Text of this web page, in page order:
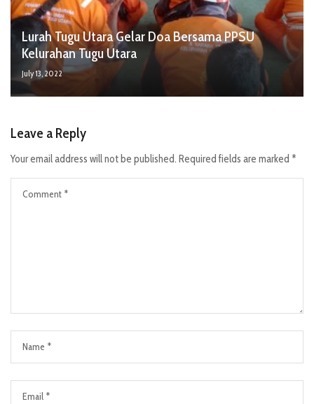
Lurah Tugu Utara Gelar Doa Bersama PPSU
Kelurahan Tugu Utara
July 13, 2022
Leave a Reply
Your email address will not be published. Required fields are marked *